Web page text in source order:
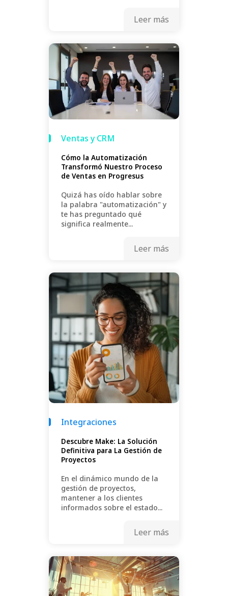
Leer más
Ventas y CRM
Cómo la Automatización
Transformó Nuestro Proceso
de Ventas en Progresus
Quizá has oído hablar sobre
la palabra "automatización" y
te has preguntado qué
significa realmente...
Leer más
Integraciones
Descubre Make: La Solución
Definitiva para La Gestión de
Proyectos
En el dinámico mundo de la
gestión de proyectos,
mantener a los clientes
informados sobre el estado...
Leer más